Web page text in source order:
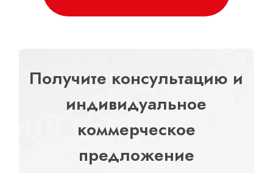
Получите консультацию и
индивидуальное
коммерческое
предложение